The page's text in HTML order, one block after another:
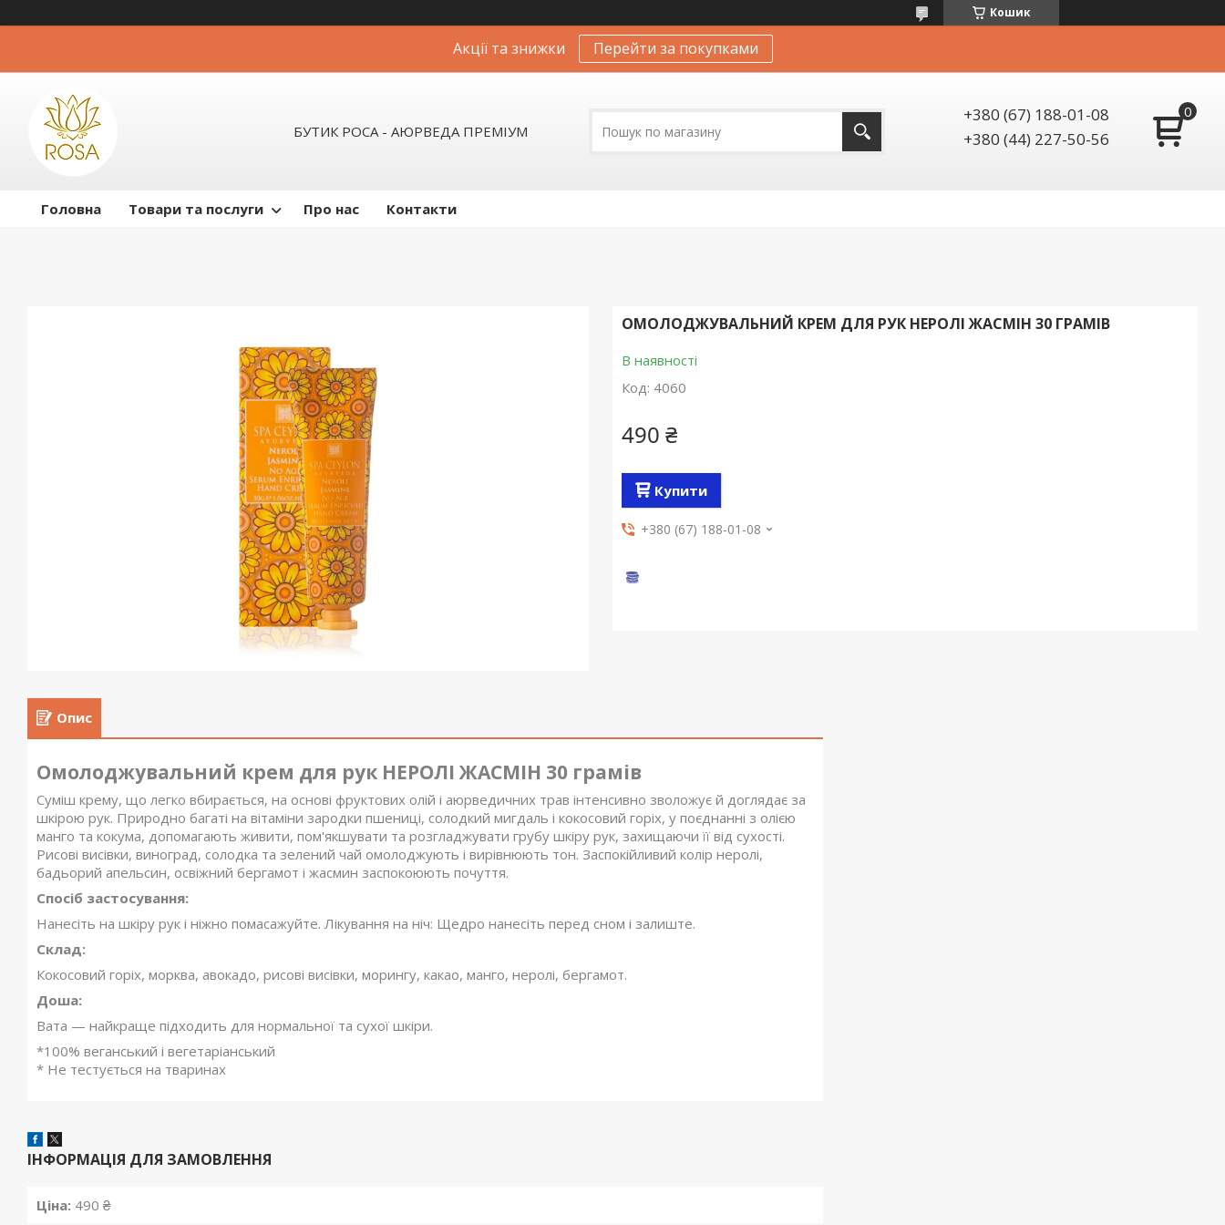
Кошик
Акції та знижки Перейти за покупками
БУТИК РОСА - АЮРВЕДА ПРЕМІУМ
+380 (67) 188-01-08
+380 (44) 227-50-56
Головна Товари та послуги Про нас Контакти
ОМОЛОДЖУВАЛЬНИЙ КРЕМ ДЛЯ РУК НЕРОЛІ ЖАСМІН 30 ГРАМІВ
В наявності
Код: 4060
490 ₴
Купити
+380 (67) 188-01-08
Опис
Омолоджувальний крем для рук НЕРОЛІ ЖАСМІН 30 грамів
Суміш крему, що легко вбирається, на основі фруктових олій і аюрведичних трав інтенсивно зволожує й доглядає за
шкірою рук. Природно багаті на вітаміни зародки пшениці, солодкий мигдаль і кокосовий горіх, у поєднанні з олією
манго та кокума, допомагають живити, пом'якшувати та розгладжувати грубу шкіру рук, захищаючи її від сухості.
Рисові висівки, виноград, солодка та зелений чай омолоджують і вирівнюють тон. Заспокійливий колір неролі,
бадьорий апельсин, освіжний бергамот і жасмин заспокоюють почуття.
Спосіб застосування:
Нанесіть на шкіру рук і ніжно помасажуйте. Лікування на ніч: Щедро нанесіть перед сном і залиште.
Склад:
Кокосовий горіх, морква, авокадо, рисові висівки, морингу, какао, манго, неролі, бергамот.
Доша:
Вата — найкраще підходить для нормальної та сухої шкіри.
*100% веганський і вегетаріанський
* Не тестується на тваринах
ІНФОРМАЦІЯ ДЛЯ ЗАМОВЛЕННЯ
Ціна: 490 ₴